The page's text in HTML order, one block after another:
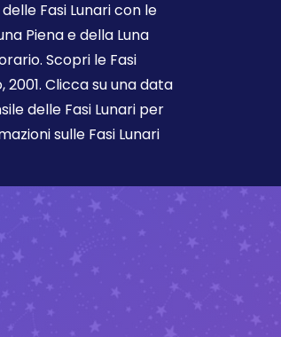
Fasi Lunari con le
Piena e della Luna
Scopri le Fasi
2001. Clicca su una data
delle Fasi Lunari per
sulle Fasi Lunari